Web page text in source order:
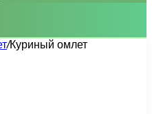
/Куриный омлет